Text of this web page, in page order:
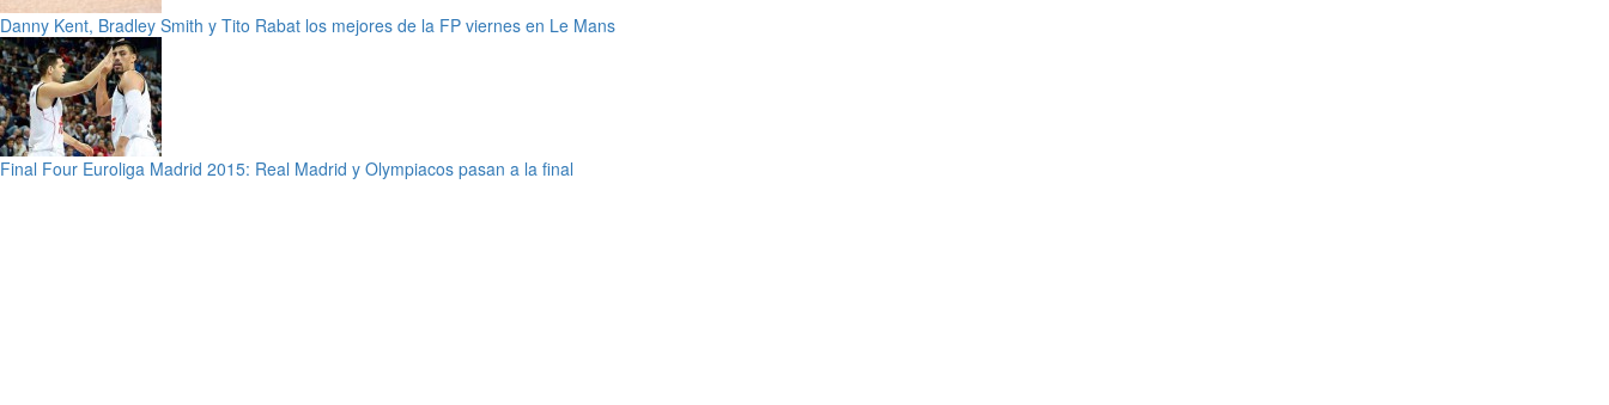
Danny Kent, Bradley Smith y Tito Rabat los mejores de la FP viernes en Le Mans
Final Four Euroliga Madrid 2015: Real Madrid y Olympiacos pasan a la final